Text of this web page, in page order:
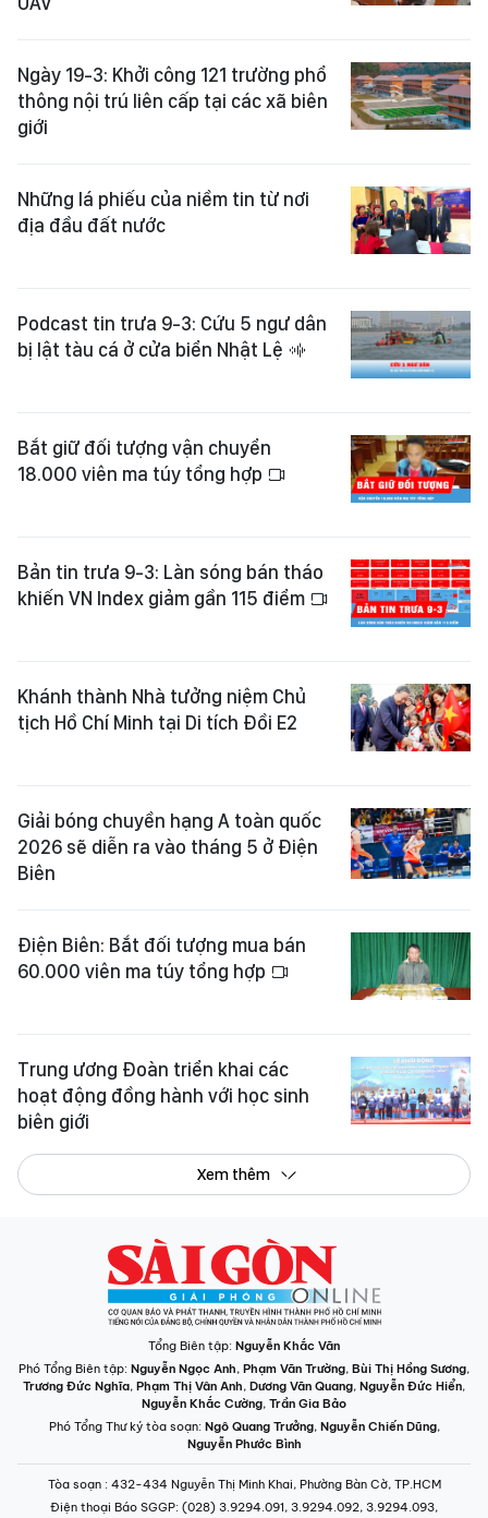
Ngày 19-3: Khởi công 121 trường phổ
thông nội trú liên cấp tại các xã biên
giới
Những lá phiếu của niềm tin từ nơi
địa đầu đất nước
Podcast tin trưa 9-3: Cứu 5 ngư dân
bị lật tàu cá ở cửa biển Nhật Lệ
Bắt giữ đối tượng vận chuyển
18.000 viên ma túy tổng hợp
Bản tin trưa 9-3: Làn sóng bán tháo
khiến VN Index giảm gần 115 điểm
Khánh thành Nhà tưởng niệm Chủ
tịch Hồ Chí Minh tại Di tích Đồi E2
Giải bóng chuyền hạng A toàn quốc
2026 sẽ diễn ra vào tháng 5 ở Điện
Biên
Điện Biên: Bắt đối tượng mua bán
60.000 viên ma túy tổng hợp
Trung ương Đoàn triển khai các
hoạt động đồng hành với học sinh
biên giới
Xem thêm
Tổng Biên tập: Nguyễn Khắc Văn
Phó Tổng Biên tập: Nguyễn Ngọc Anh, Phạm Văn Trường, Bùi Thị Hồng Sương,
Trương Đức Nghĩa, Phạm Thị Vân Anh, Dương Văn Quang, Nguyễn Đức Hiển,
Nguyễn Khắc Cường, Trần Gia Bảo
Phó Tổng Thư ký tòa soạn: Ngô Quang Trưởng, Nguyễn Chiến Dũng,
Nguyễn Phước Bình
Tòa soạn : 432-434 Nguyễn Thị Minh Khai, Phường Bàn Cờ, TP.HCM
Điện thoại Báo SGGP: (028) 3.9294.091, 3.9294.092, 3.9294.093,